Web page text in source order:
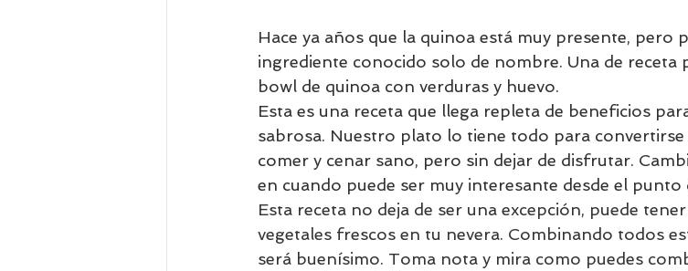
Hace ya años que la quinoa está muy presente, pero
ingrediente conocido solo de nombre. Una de receta
bowl de quinoa con verduras y huevo.
Esta es una receta que llega repleta de beneficios
sabrosa. Nuestro plato lo tiene todo para convertirse
comer y cenar sano, pero sin dejar de disfrutar.
en cuando puede ser muy interesante desde el punto
Esta receta no deja de ser una excepción, puede
vegetales frescos en tu nevera. Combinando todos
será buenísimo. Toma nota y mira como puedes